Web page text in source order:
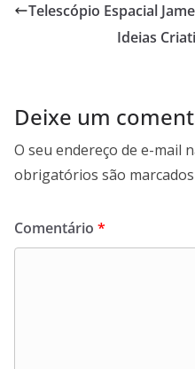
Telescópio Espacial
Ideias
Deixe um
O seu endereço de e-mail
obrigatórios são
Comentário *